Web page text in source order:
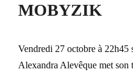
MOBYZIK
Vendredi 27 octobre à 22h45
Alexandra Alevêque met son